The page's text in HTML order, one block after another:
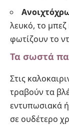
λευκό, το
φωτίζουν το
Τα σωστά
Στις
τραβούν τα
εντυπωσιακά
σε ουδέτερο